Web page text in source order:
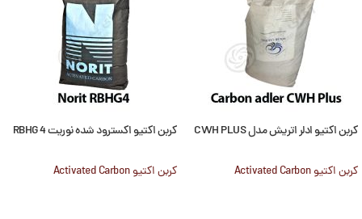
کربن اکتیو ادلر اتریش مدل CWH PLUS
کربن اکتیو Activated Carbon
کربن اکتیو اکسترود شده نوریت RBHG 4
کربن اکتیو Activated Carbon